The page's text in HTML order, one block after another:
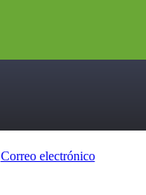
Correo electrónico